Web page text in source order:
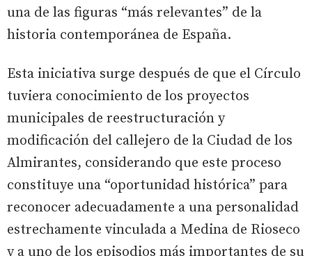
una de las figuras “más relevantes” de la
historia contemporánea de España.
Esta iniciativa surge después de que el Círculo
tuviera conocimiento de los proyectos
municipales de reestructuración y
modificación del callejero de la Ciudad de los
Almirantes, considerando que este proceso
constituye una “oportunidad histórica” para
reconocer adecuadamente a una personalidad
estrechamente vinculada a Medina de Rioseco
y a uno de los episodios más importantes de su